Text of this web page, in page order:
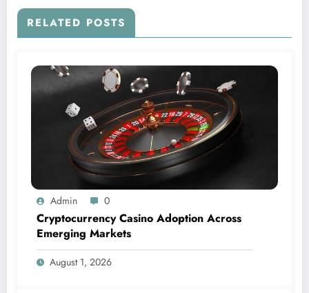
RELATED POSTS
Admin 0
Cryptocurrency Casino Adoption Across
Emerging Markets
August 1, 2026